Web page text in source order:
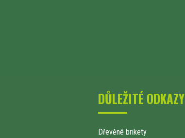
DŮLEŽITÉ ODKAZY
Dřevěné brikety